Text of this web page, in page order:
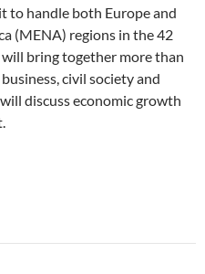
to handle both Europe and
(MENA) regions in the 42
bring together more than
civil society and
discuss economic growth